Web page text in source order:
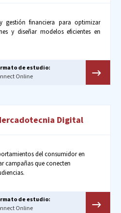
gestión financiera para optimizar
y diseñar modelos eficientes en
de estudio:
Online
Digital
del consumidor en
campañas que conecten
de estudio:
Online